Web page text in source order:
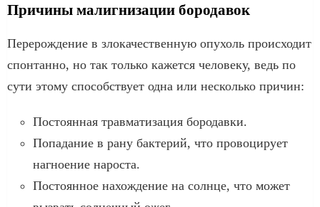
Причины малигнизации бородавок
Перерождение в злокачественную опухоль происходит
спонтанно, но так только кажется человеку, ведь по
сути этому способствует одна или несколько причин:
Постоянная травматизация бородавки.
Попадание в рану бактерий, что провоцирует
нагноение нароста.
Постоянное нахождение на солнце, что может